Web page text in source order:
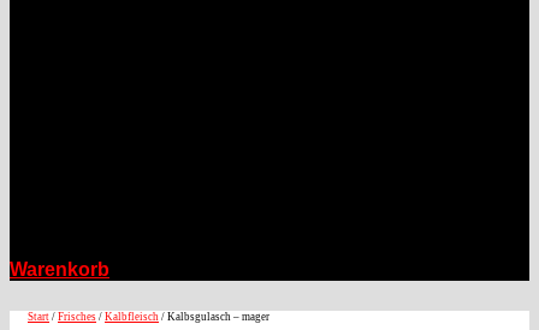
Warenkorb
Start / Frisches / Kalbfleisch / Kalbsgulasch – mager